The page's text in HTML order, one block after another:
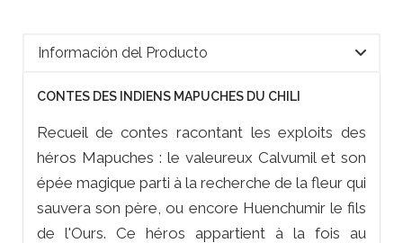
Información del Producto
CONTES DES INDIENS MAPUCHES DU CHILI
Recueil de contes racontant les exploits des
héros Mapuches : le valeureux Calvumil et son
épée magique parti à la recherche de la fleur qui
sauvera son père, ou encore Huenchumir le fils
de l'Ours. Ce héros appartient à la fois au